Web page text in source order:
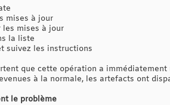
mises à jour
les mises à jour
la liste
suivez les instructions
que cette opération a
à la normale, les artefacts ont
le problème